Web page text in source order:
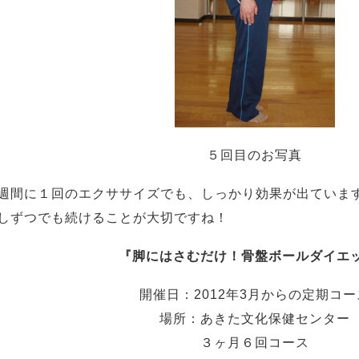
５回目のお写真
間に１回のエクササイズでも、しっかり効果が出ていま
ずつでも続けることが大切ですね！
『脚にはさむだけ！骨盤ボールダイエ
開催日：2012年3月からの定期コー
場所：あきた文化保健センター
３ヶ月６回コース